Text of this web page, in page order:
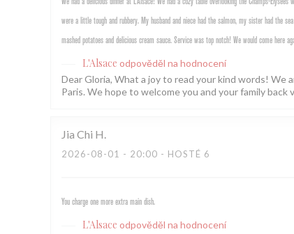
were a little tough and rubbery. My husband and niece had the salmon, my sister had the
mashed potatoes and delicious cream sauce. Service was top notch! We would come here
L'Alsace odpověděl na hodnocení
Dear Gloria, What a joy to read your kind words! We
Paris. We hope to welcome you and your family
Jia Chi H
2026-08-01 - 20:00 - HOSTÉ 6
You charge one more extra main dish.
L'Alsace odpověděl na hodnocení